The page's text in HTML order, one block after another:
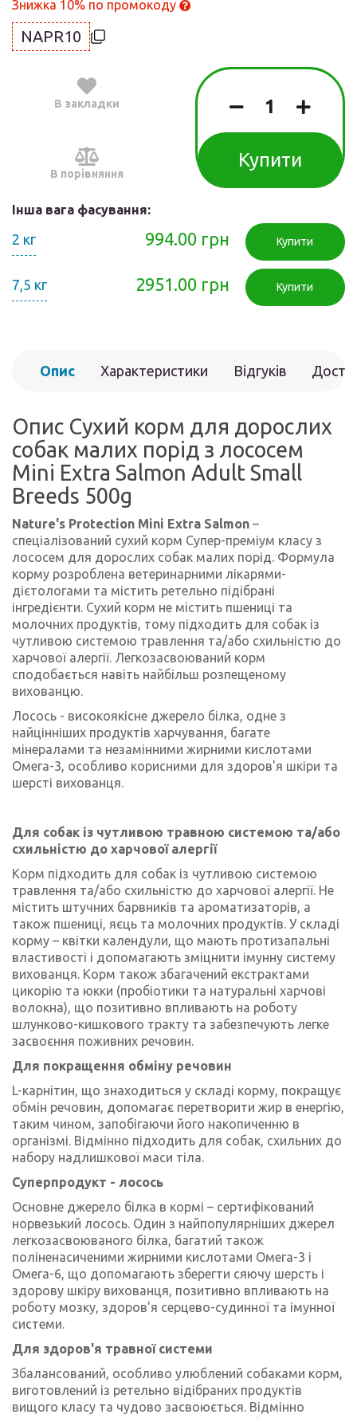
Знижка 10% по промокоду
NAPR10
В закладки
В порівняння
Купити
Інша вага фасування:
2 кг 994.00 грн Купити
7,5 кг 2951.00 грн Купити
Опис Характеристики Відгуків
Опис Сухий корм для дорослих
собак малих порід з лососем
Mini Extra Salmon Adult Small
Breeds 500g
Nature's Protection Mini Extra Salmon –
спеціалізований сухий корм Супер-преміум класу з
лососем для дорослих собак малих порід. Формула
корму розроблена ветеринарними лікарями-
дієтологами та містить ретельно підібрані
інгредієнти. Сухий корм не містить пшениці та
молочних продуктів, тому підходить для собак із
чутливою системою травлення та/або схильністю до
харчової алергії. Легкозасвоюваний корм
сподобається навіть найбільш розпещеному
вихованцю.
Лосось - високоякісне джерело білка, одне з
найцінніших продуктів харчування, багате
мінералами та незамінними жирними кислотами
Омега-3, особливо корисними для здоров'я шкіри та
шерсті вихованця.
Для собак із чутливою травною системою та/або
схильністю до харчової алергії
Корм підходить для собак із чутливою системою
травлення та/або схильністю до харчової алергії. Не
містить штучних барвників та ароматизаторів, а
також пшениці, яєць та молочних продуктів. У складі
корму – квітки календули, що мають протизапальні
властивості і допомагають зміцнити імунну систему
вихованця. Корм також збагачений екстрактами
цикорію та юкки (пробіотики та натуральні харчові
волокна), що позитивно впливають на роботу
шлунково-кишкового тракту та забезпечують легке
засвоєння поживних речовин.
Для покращення обміну речовин
L-карнітин, що знаходиться у складі корму, покращує
обмін речовин, допомагає перетворити жир в енергію,
таким чином, запобігаючи його накопиченню в
організмі. Відмінно підходить для собак, схильних до
набору надлишкової маси тіла.
Суперпродукт - лосось
Основне джерело білка в кормі – сертифікований
норвезький лосось. Один з найпопулярніших джерел
легкозасвоюваного білка, багатий також
поліненасиченими жирними кислотами Омега-3 і
Омега-6, що допомагають зберегти сяючу шерсть і
здорову шкіру вихованця, позитивно впливають на
роботу мозку, здоров'я серцево-судинної та імунної
системи.
Для здоров'я травної системи
Збалансований, особливо улюблений собаками корм,
виготовлений із ретельно відібраних продуктів
вищого класу та чудово засвоюється. Відмінно